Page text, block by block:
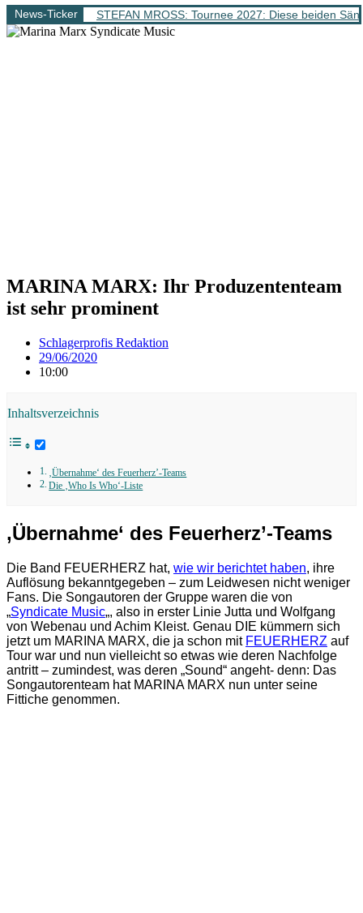
News-Ticker STEFAN MROSS: Tournee 2027: Diese beiden
MARINA MARX: Ihr Produzententeam
ist sehr prominent
Schlagerprofis Redaktion
29/06/2020
10:00
Inhaltsverzeichnis
‚Übernahme‘ des Feuerherz’-Teams
Die ‚Who Is Who‘-Liste
‚Übernahme‘ des Feuerherz’-Teams
Die Band FEUERHERZ hat, wie wir berichtet haben, ihre
Auflösung bekanntgegeben – zum Leidwesen nicht weniger
Fans. Die Songautoren der Gruppe waren die von
„Syndicate Music„, also in erster Linie Jutta und Wolfgang
von Webenau und Achim Kleist. Genau DIE kümmern sich
jetzt um MARINA MARX, die ja schon mit FEUERHERZ auf
Tour war und nun vielleicht so etwas wie deren Nachfolge
antritt – zumindest, was deren „Sound“ angeht- denn: Das
Songautorenteam hat MARINA MARX nun unter seine
Fittiche genommen.